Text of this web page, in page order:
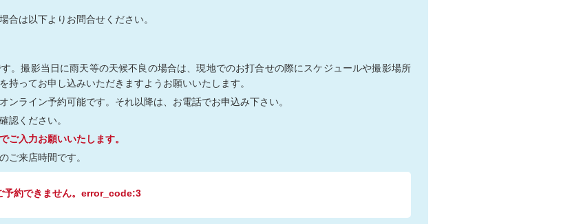
は以下よりお問合せください。
。撮影当日に雨天等の天候不良の場合は、現地でのお打合せの際にスケジュールや撮影場所
持ってお申し込みいただきますようお願いいたします。
ライン予約可能です。それ以降は、お電話でお申込み下さい。
認ください。
ご入力お願いいたします。
ご来店時間です。
予約できません。error_code:3